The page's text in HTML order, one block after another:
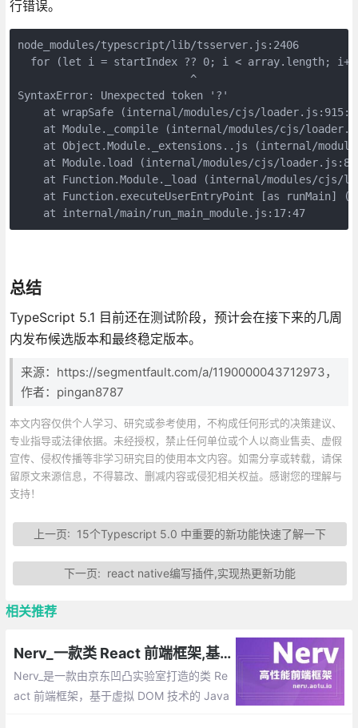
行错误。
node_modules/typescript/lib/tsserver.js:2406
for (let i = startIndex ?? 0; i < array.length;
                           ^
SyntaxError: Unexpected token '?'
at wrapSafe (internal/modules/cjs/
at Module._compile (internal/modules/cjs/
at Object.Module._extensions..js (internal/
at Module.load (internal/modules/cjs/
at Function.Module._load (internal/modules/cjs/
at Function.executeUserEntryPoint [as runMain]
    at internal/main/run_main_module.js:17:47
总结
TypeScript 5.1 目前还在测试阶段，预计会在接下来的几周
内发布候选版本和最终稳定版本。
来源：https://segmentfault.com/a/1190000043712973，
作者：pingan8787
本文内容仅供个人学习、研究或参考使用，不构成任何形式的决策建议、
专业指导或法律依据。未经授权，禁止任何单位或个人以商业售卖、虚假
宣传、侵权传播等非学习研究目的使用本文内容。如需分享或转载，请保
留原文来源信息，不得篡改、删减内容或侵犯相关权益。感谢您的理解与
支持！
上一页: 15个Typescript 5.0 中重要的新功能快速了解一下
下一页: react native编写插件,实现热更新功能
相关推荐
Nerv_一款类 React 前端框架,基于虚拟 DOM 技术的 JavaScript(TypeScript) 库
Nerv_是一款由京东凹凸实验室打造的类 Re
act 前端框架，基于虚拟 DOM 技术的 Java